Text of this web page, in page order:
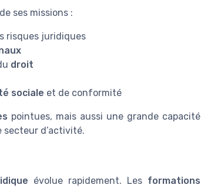
ses missions :
risques juridiques
droit
sociale et de conformité
pointues, mais aussi une grande capacité
secteur d’activité.
évolue rapidement. Les formations